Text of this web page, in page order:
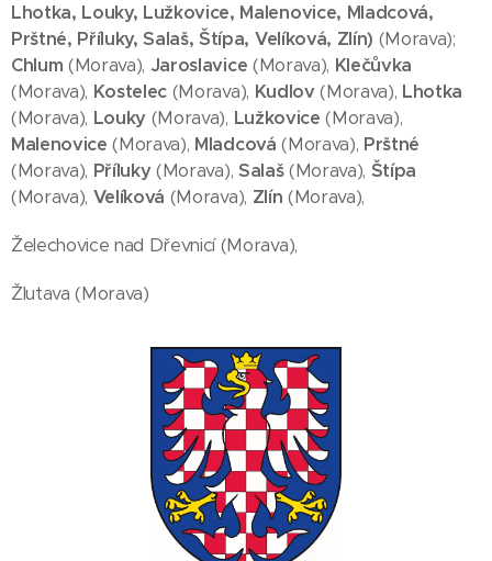
Lhotka, Louky, Lužkovice, Malenovice, Mladcová,
Prštné, Příluky, Salaš, Štípa, Velíková, Zlín) (Morava);
Chlum (Morava), Jaroslavice (Morava), Klečůvka
(Morava), Kostelec (Morava), Kudlov(Morava), Lhotka
(Morava), Louky (Morava), Lužkovice (Morava),
Malenovice (Morava), Mladcová (Morava), Prštné
(Morava), Příluky (Morava), Salaš(Morava), Štípa
(Morava), Velíková (Morava), Zlín (Morava),
Želechovice nad Dřevnicí (Morava),
Žlutava (Morava)